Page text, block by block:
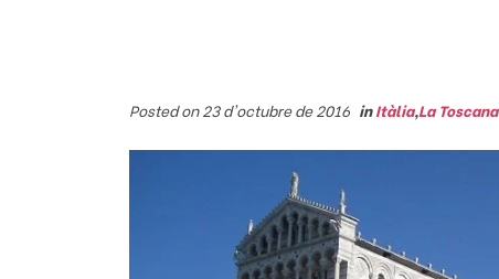
Posted on 23 d'octubre de 2016 inItàlia,La Toscana